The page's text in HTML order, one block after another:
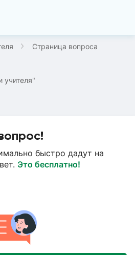
Страница вопроса
учителя"
быстро дадут на
Это бесплатно!